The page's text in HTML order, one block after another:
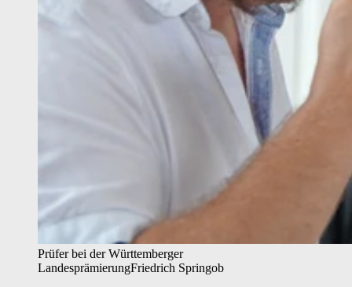
Prüfer bei der Württemberger
LandesprämierungFriedrich Springob